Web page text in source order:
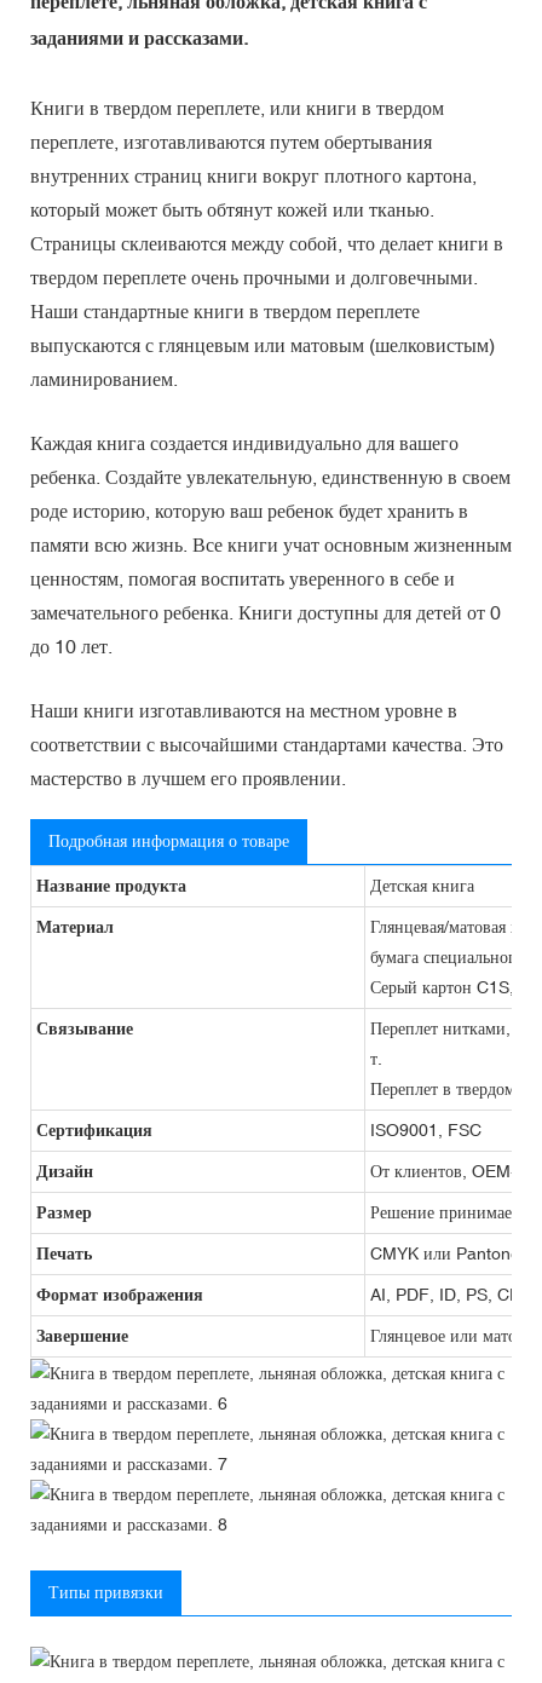
заданиями и рассказами.
Книги в твердом переплете, или книги в твердом
переплете, изготавливаются путем обертывания
внутренних страниц книги вокруг плотного картона,
который может быть обтянут кожей или тканью.
Страницы склеиваются между собой, что делает книги в
твердом переплете очень прочными и долговечными.
Наши стандартные книги в твердом переплете
выпускаются с глянцевым или матовым (шелковистым)
ламинированием.
Каждая книга создается индивидуально для вашего
ребенка. Создайте увлекательную, единственную в своем
роде историю, которую ваш ребенок будет хранить в
памяти всю жизнь. Все книги учат основным жизненным
ценностям, помогая воспитать уверенного в себе и
замечательного ребенка. Книги доступны для детей от 0
до 10 лет.
Наши книги изготавливаются на местном уровне в
соответствии с высочайшими стандартами качества. Это
мастерство в лучшем его проявлении.
Подробная информация о товаре
Название продукта Детская книга
Материал
Глянцевая/матовая
бумага специального
Серый картон C1S,
Связывание
Переплет нитками,
т.
Переплет в твердом
Сертификация ISO9001, FSC
Дизайн От клиентов, OEM-
Размер Решение принимается
Печать CMYK или Pantone
Формат изображения AI, PDF, ID, PS, CDR
Завершение Глянцевое или
Типы привязки